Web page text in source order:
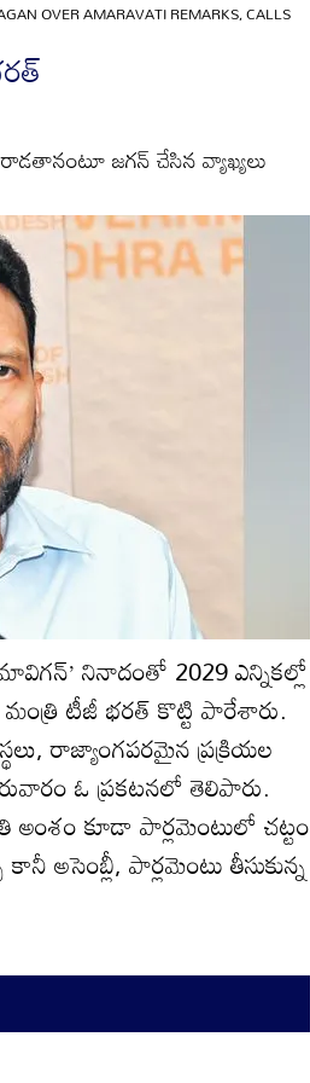
OVER AMARAVATI REMARKS, CALLS
జగన్‌ చేసిన వ్యాఖ్యలు
నినాదంతో 2029 ఎన్నికల్లో
టీజీ భరత్‌ కొట్టి పారేశారు.
రాజ్యాంగపరమైన ప్రక్రియల
ఓ ప్రకటనలో తెలిపారు.
అంశం కూడా పార్లమెంటులో చట్టం
అసెంబ్లీ, పార్లమెంటు తీసుకున్న